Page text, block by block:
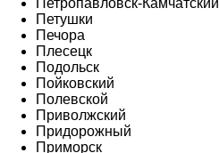
Петропавловск-Камчатский
Петушки
Печора
Плесецк
Подольск
Пойковский
Полевской
Приволжский
Придорожный
Приморск